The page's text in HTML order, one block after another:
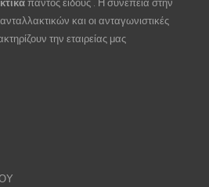
παντός είδους . Η συνέπεια στην
και οι ανταγωνιστικές
την εταιρείας μας